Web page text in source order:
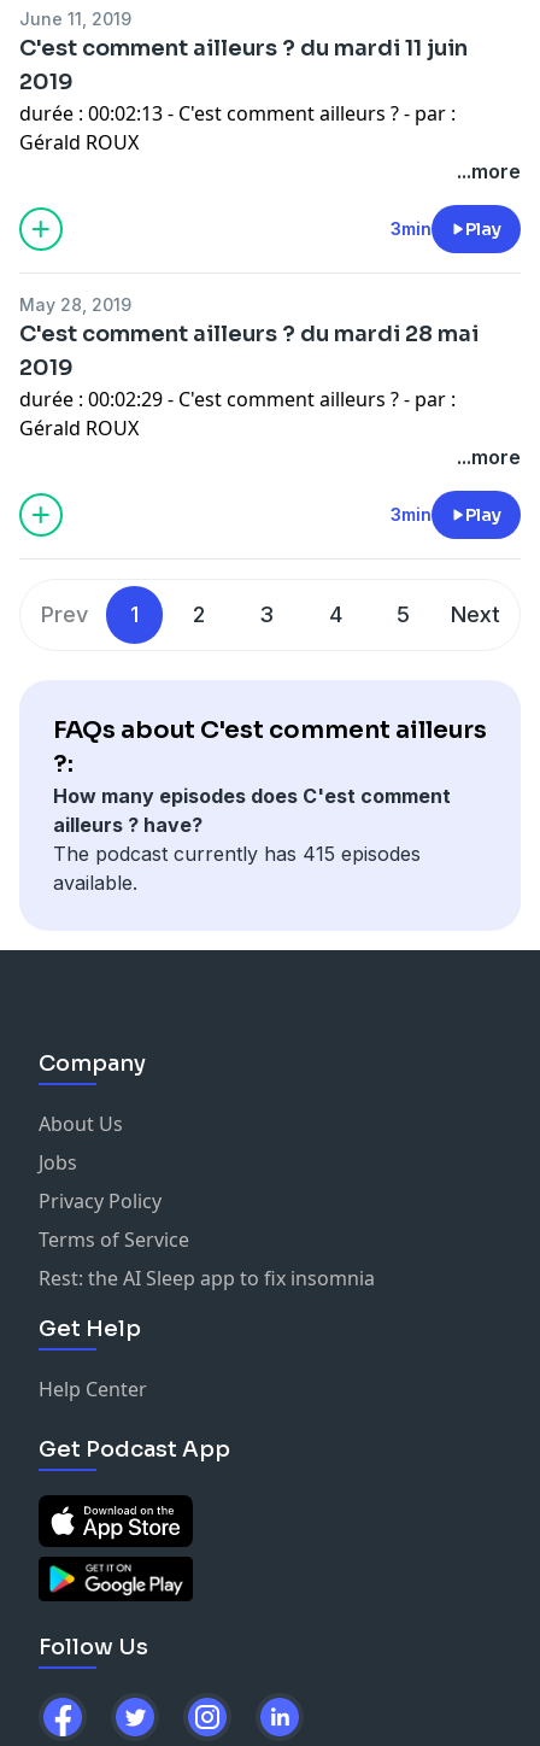
June 11, 2019
C'est comment ailleurs ? du mardi 11 juin
2019
durée : 00:02:13 - C'est comment ailleurs ? - par :
Gérald ROUX
...more
3min Play
May 28, 2019
C'est comment ailleurs ? du mardi 28 mai
2019
durée : 00:02:29 - C'est comment ailleurs ? - par :
Gérald ROUX
...more
3min Play
Prev 1 2 3 4 5 Next
FAQs about C'est comment ailleurs
?:
How many episodes does C'est comment
ailleurs ? have?
The podcast currently has 415 episodes
available.
Company
About Us
Jobs
Privacy Policy
Terms of Service
Rest: the AI Sleep app to fix insomnia
Get Help
Help Center
Get Podcast App
Follow Us